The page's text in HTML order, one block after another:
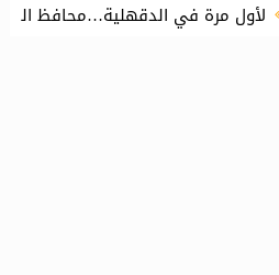
الدقهلية يُطلق مبادرة توصيل أسطوانات